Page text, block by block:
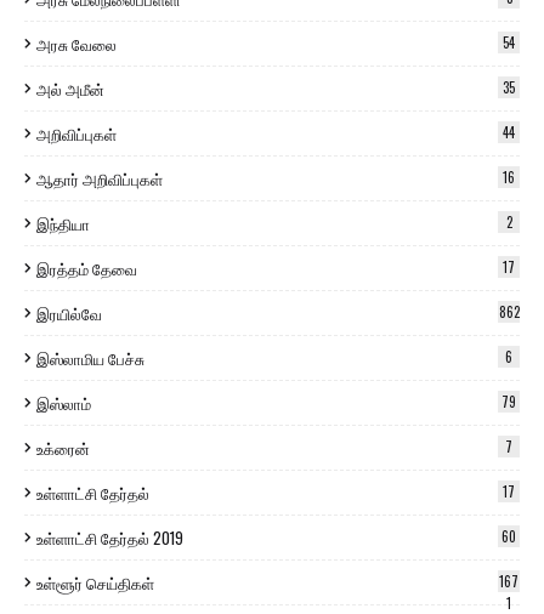
அரசு வேலை 54
அல் அமீன் 35
அறிவிப்புகள் 44
ஆதார் அறிவிப்புகள் 16
இந்தியா 2
இரத்தம் தேவை 17
இரயில்வே 862
இஸ்லாமிய பேச்சு 6
இஸ்லாம் 79
உக்ரைன் 7
உள்ளாட்சி தேர்தல் 17
உள்ளாட்சி தேர்தல் 2019 60
உள்ளூர் செய்திகள்
167
1